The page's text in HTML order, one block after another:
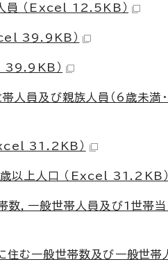
員 （Excel 12.5KB）
39.9KB）
39.9KB）
人員及び親族人員（6歳未満
31.2KB）
歳以上人口 （Excel 31.2KB）
，一般世帯人員及び1世帯
む一般世帯数及び一般世